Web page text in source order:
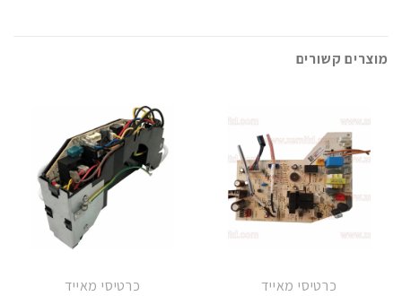
מוצרים קשורים
כרטיסי מאייד כרטיסי מאייד